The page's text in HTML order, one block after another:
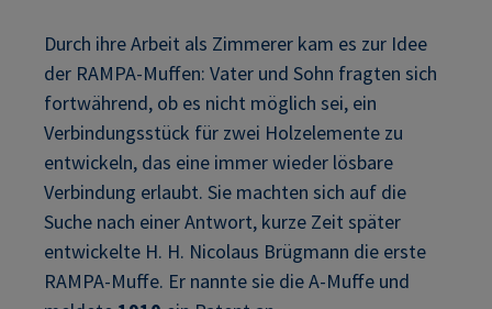
Durch ihre Arbeit als Zimmerer kam es zur Idee
der RAMPA-Muffen: Vater und Sohn fragten sich
fortwährend, ob es nicht möglich sei, ein
Verbindungsstück für zwei Holzelemente zu
entwickeln, das eine immer wieder lösbare
Verbindung erlaubt. Sie machten sich auf die
Suche nach einer Antwort, kurze Zeit später
entwickelte H. H. Nicolaus Brügmann die erste
RAMPA-Muffe. Er nannte sie die A-Muffe und